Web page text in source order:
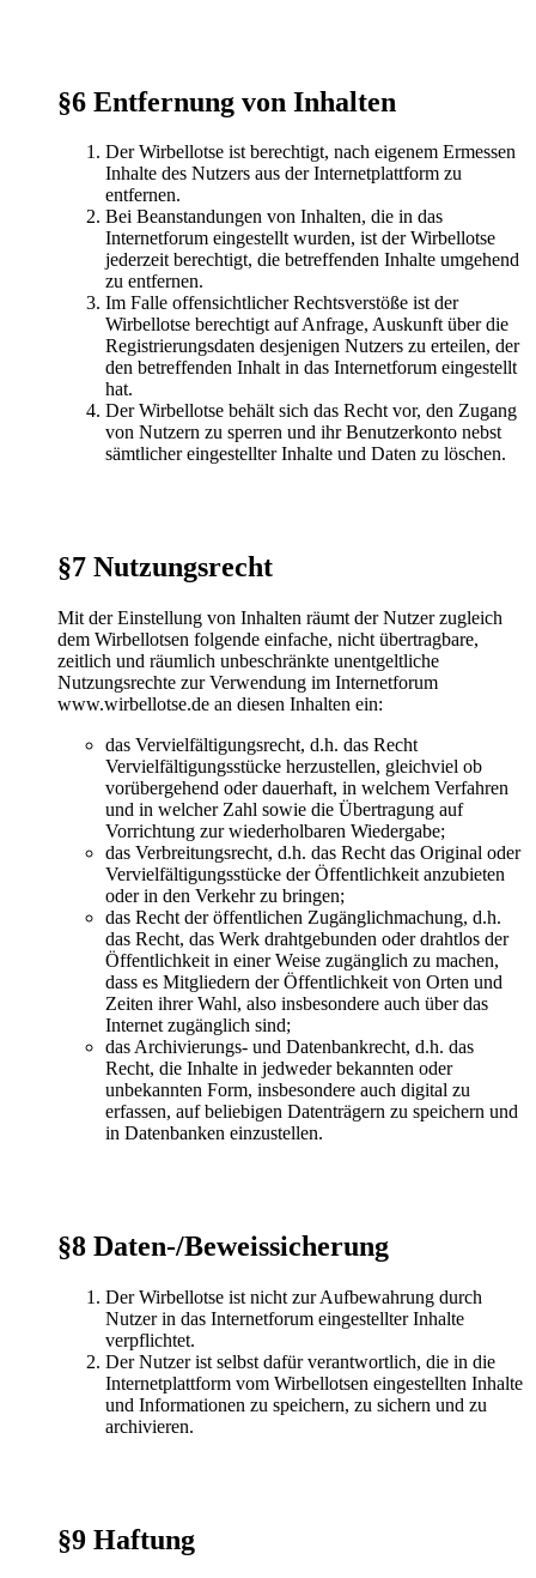
§6 Entfernung von Inhalten
Der Wirbellotse ist berechtigt, nach eigenem Ermessen
Inhalte des Nutzers aus der Internetplattform zu
entfernen.
Bei Beanstandungen von Inhalten, die in das
Internetforum eingestellt wurden, ist der Wirbellotse
jederzeit berechtigt, die betreffenden Inhalte umgehend
zu entfernen.
Im Falle offensichtlicher Rechtsverstöße ist der
Wirbellotse berechtigt auf Anfrage, Auskunft über die
Registrierungsdaten desjenigen Nutzers zu erteilen, der
den betreffenden Inhalt in das Internetforum eingestellt
hat.
Der Wirbellotse behält sich das Recht vor, den Zugang
von Nutzern zu sperren und ihr Benutzerkonto nebst
sämtlicher eingestellter Inhalte und Daten zu löschen.
§7 Nutzungsrecht
Mit der Einstellung von Inhalten räumt der Nutzer zugleich
dem Wirbellotsen folgende einfache, nicht übertragbare,
zeitlich und räumlich unbeschränkte unentgeltliche
Nutzungsrechte zur Verwendung im Internetforum
www.wirbellotse.de an diesen Inhalten ein:
das Vervielfältigungsrecht, d.h. das Recht
Vervielfältigungsstücke herzustellen, gleichviel ob
vorübergehend oder dauerhaft, in welchem Verfahren
und in welcher Zahl sowie die Übertragung auf
Vorrichtung zur wiederholbaren Wiedergabe;
das Verbreitungsrecht, d.h. das Recht das Original oder
Vervielfältigungsstücke der Öffentlichkeit anzubieten
oder in den Verkehr zu bringen;
das Recht der öffentlichen Zugänglichmachung, d.h.
das Recht, das Werk drahtgebunden oder drahtlos der
Öffentlichkeit in einer Weise zugänglich zu machen,
dass es Mitgliedern der Öffentlichkeit von Orten und
Zeiten ihrer Wahl, also insbesondere auch über das
Internet zugänglich sind;
das Archivierungs- und Datenbankrecht, d.h. das
Recht, die Inhalte in jedweder bekannten oder
unbekannten Form, insbesondere auch digital zu
erfassen, auf beliebigen Datenträgern zu speichern und
in Datenbanken einzustellen.
§8 Daten-/Beweissicherung
Der Wirbellotse ist nicht zur Aufbewahrung durch
Nutzer in das Internetforum eingestellter Inhalte
verpflichtet.
Der Nutzer ist selbst dafür verantwortlich, die in die
Internetplattform vom Wirbellotsen eingestellten Inhalte
und Informationen zu speichern, zu sichern und zu
archivieren.
§9 Haftung